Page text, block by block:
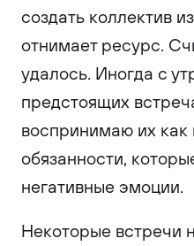
создать коллектив
отнимает ресурс.
удалось. Иногда с
предстоящих
воспринимаю их как
обязанности,
негативные эмоции.
Некоторые встречи